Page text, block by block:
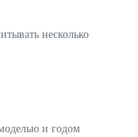
несколько
и годом